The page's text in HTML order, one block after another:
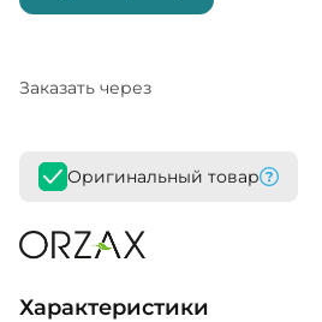
Заказать через
Оригинальный товар
Характеристики